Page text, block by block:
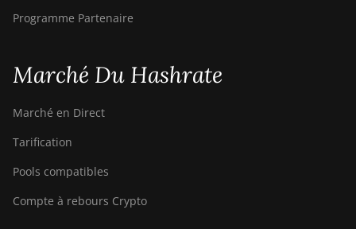
Programme Partenaire
Marché Du Hashrate
Marché en Direct
Tarification
Pools compatibles
Compte à rebours Crypto